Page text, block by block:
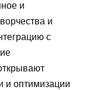
и
и
с
и оптимизации